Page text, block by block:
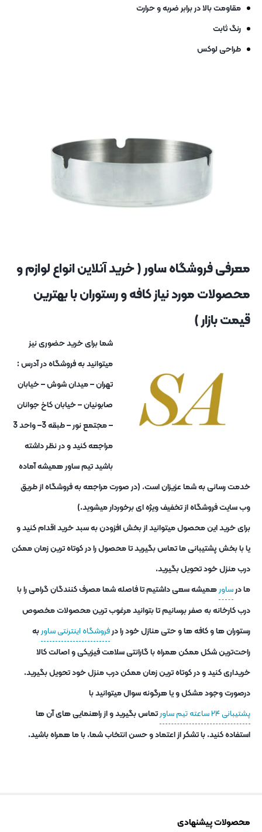
مقاومت بالا در برابر ضربه و حرارت
رنگ ثابت
طراحی لوکس
معرفی فروشگاه ساور ( خرید آنلاین انواع لوازم و
محصولات مورد نیاز کافه و رستوران با بهترین
قیمت بازار )
شما برای خرید حضوری نیز
میتوانید به فروشگاه در آدرس :
تهران – میدان شوش – خیابان
صابونیان – خیابان کاخ جوانان
– مجتمع نور – طبقه 3– واحد 3
مراجعه کنید و در نظر داشته
باشید تیم ساور همیشه آماده
خدمت رسانی به شما عزیزان است. (در صورت مراجعه به فروشگاه از طریق
وب سایت فروشگاه از تخفیف ویژه ای برخوردار میشوید.)
برای خرید این محصول میتوانید از بخش افزودن به سبد خرید اقدام کنید و
یا با بخش پشتیبانی ما تماس بگیرید تا محصول را در کوتاه ترین زمان ممکن
درب منزل خود تحویل بگیرید.
ما درساورهمیشه سعی داشتیم تا فاصله شما مصرف کنندگان گرامی را با
درب کارخانه به صفر برسانیم تا بتوانید مرغوب ترین محصولات مخصوص
رستوران ها و کافه ها و حتی منازل خود را درفروشگاه اینترنتی ساوربه
راحت‌ترین شکل ممکن همراه با گارانتی سلامت فیزیکی و اصالت کالا
خریداری کنید و در کوتاه ترین زمان ممکن درب منزل خود تحویل بگیرید.
درصورت وجود مشکل و یا هرگونه سوال میتوانید با
پشتیبانی ۲۴ ساعته تیم ساور
تماس بگیرید و از راهنمایی های آن ها
استفاده کنید. با تشکر از اعتماد و حسن انتخاب شما. با ما همراه باشید.
محصولات پیشنهادی